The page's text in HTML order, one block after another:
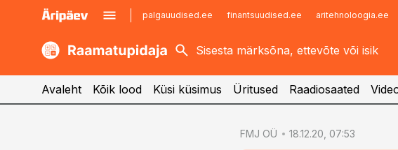
palgauudised.ee finantsuudised.ee aritehnoloogia.ee
kaubandus.ee
kinnisvarauudised.ee
imelineajalugu.ee
Infopank
Avaleht Kõik lood Küsi küsimus Üritused Raadiosaated
FMJ OÜ 18.12.20, 07:53